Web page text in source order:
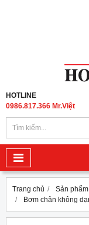
HOTLINE
0986.817.366 Mr.Việt
Trang chủ Sản phẩm
Bơm chân không